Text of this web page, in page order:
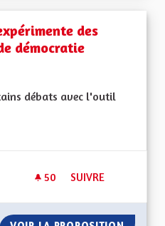
des
démocratie
débats avec l'outil
: Autres
50 50 ABONNÉS
SUIVRE